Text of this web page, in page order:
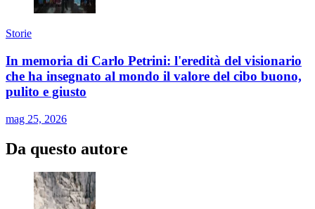
Storie
In memoria di Carlo Petrini: l'eredità del visionario
che ha insegnato al mondo il valore del cibo buono,
pulito e giusto
mag 25, 2026
Da questo autore